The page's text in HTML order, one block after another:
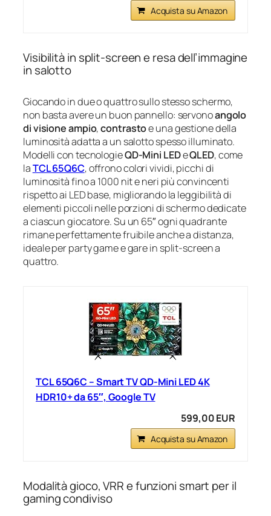
Acquista su Amazon
Visibilità in split‑screen e resa dell’immagine
in salotto
Giocando in due o quattro sullo stesso schermo,
non basta avere un buon pannello: servonoangolo
di visione ampio,contrastoe una gestione della
luminosità adatta a un salotto spesso illuminato.
Modelli con tecnologieQD‑Mini LEDeQLED, come
laTCL 65Q6C, offrono colori vividi, picchi di
luminosità fino a 1000 nit e neri più convincenti
rispetto ai LED base, migliorando la leggibilità di
elementi piccoli nelle porzioni di schermo dedicate
a ciascun giocatore. Su un 65″ ogni quadrante
rimane perfettamente fruibile anche a distanza,
ideale per party game e gare in split‑screen a
quattro.
TCL 65Q6C – Smart TV QD‑Mini LED 4K
HDR10+ da 65″, Google TV
599,00 EUR
Acquista su Amazon
Modalità gioco, VRR e funzioni smart per il
gaming condiviso